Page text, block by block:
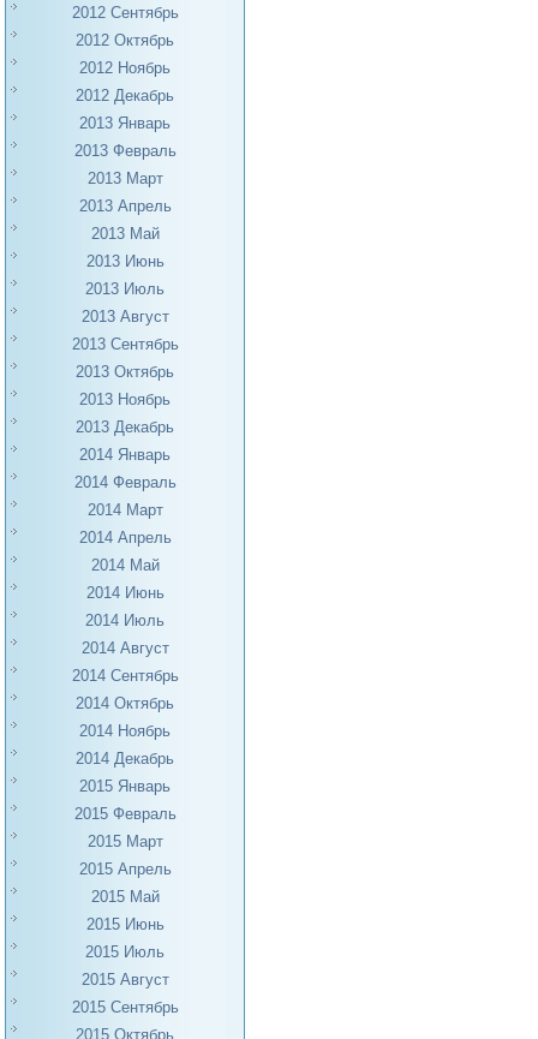
2012 Сентябрь
2012 Октябрь
2012 Ноябрь
2012 Декабрь
2013 Январь
2013 Февраль
2013 Март
2013 Апрель
2013 Май
2013 Июнь
2013 Июль
2013 Август
2013 Сентябрь
2013 Октябрь
2013 Ноябрь
2013 Декабрь
2014 Январь
2014 Февраль
2014 Март
2014 Апрель
2014 Май
2014 Июнь
2014 Июль
2014 Август
2014 Сентябрь
2014 Октябрь
2014 Ноябрь
2014 Декабрь
2015 Январь
2015 Февраль
2015 Март
2015 Апрель
2015 Май
2015 Июнь
2015 Июль
2015 Август
2015 Сентябрь
2015 Октябрь